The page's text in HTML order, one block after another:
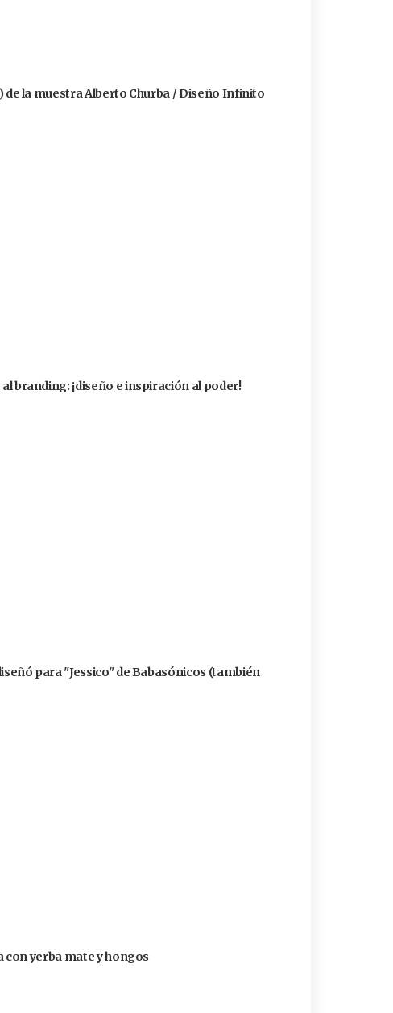
de la muestra Alberto Churba / Diseño Infinito
branding: ¡diseño e inspiración al poder!
para "Jessico" de Babasónicos (también
con yerba mate y hongos